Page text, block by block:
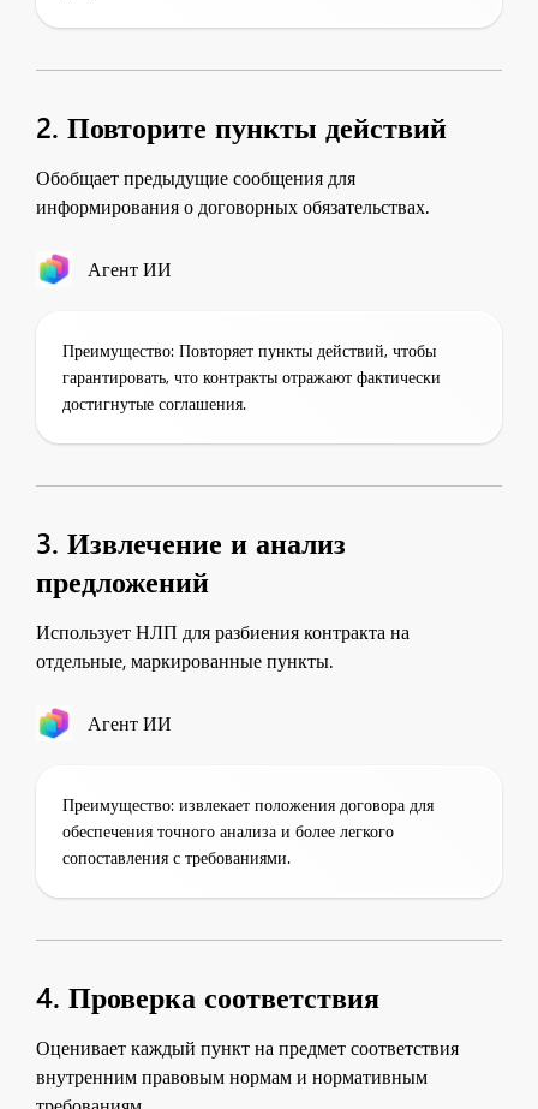
2. Повторите пункты действий
Обобщает предыдущие сообщения для
информирования о договорных обязательствах.
Агент ИИ
Преимущество: Повторяет пункты действий, чтобы
гарантировать, что контракты отражают фактически
достигнутые соглашения.
3. Извлечение и анализ
предложений
Использует НЛП для разбиения контракта на
отдельные, маркированные пункты.
Агент ИИ
Преимущество: извлекает положения договора для
обеспечения точного анализа и более легкого
сопоставления с требованиями.
4. Проверка соответствия
Оценивает каждый пункт на предмет соответствия
внутренним правовым нормам и нормативным